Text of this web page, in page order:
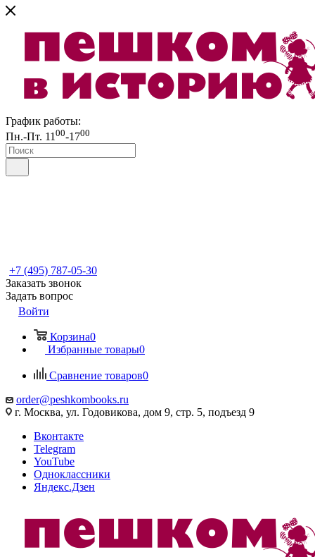
График работы:
Пн.-Пт. 11 00-1700
+7 (495) 787-05-30
Заказать звонок
Задать вопрос
Войти
Корзина0
Избранные товары0
Сравнение товаров0
order@peshkombooks.ru
г. Москва, ул. Годовикова, дом 9, стр. 5, подъезд 9
Вконтакте
Telegram
YouTube
Одноклассники
Яндекс.Дзен